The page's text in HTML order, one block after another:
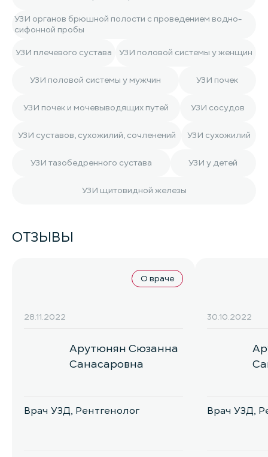
УЗИ органов брюшной полости с проведением водно-
сифонной пробы
УЗИ плечевого сустава
УЗИ половой системы у женщин
УЗИ половой системы у мужчин УЗИ почек
УЗИ почек и мочевыводящих путей УЗИ сосудов
УЗИ суставов, сухожилий, сочленений УЗИ сухожилий
УЗИ тазобедренного сустава УЗИ у детей
УЗИ щитовидной железы
ОТЗЫВЫ
28.11.2022
О враче
Арутюнян Сюзанна
Санасаровна
Врач УЗД, Рентгенолог
30.10.2022
Врач УЗД,